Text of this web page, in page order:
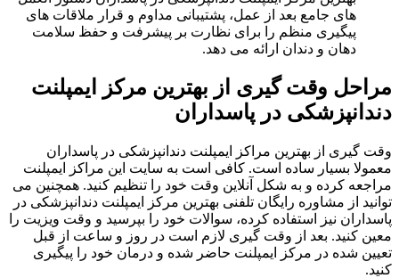
های جامع بعد از عمل، پشتیبانی مداوم و قرار ملاقات‌ های
پیگیری منظم را برای نظارت بر پیشرفت و حفظ سلامت
دهان و دندان ارائه می ‌دهد.
مراحل وقت گیری از بهترین مرکز ایمپلنت
دندانپزشکی در پاسداران
وقت گیری از بهترین مراکز ایمپلنت دندانپزشکی در پاسداران
معمولا بسیار ساده است. کافی است به سایت این مراکز ایمپلنت
مراجعه کرده و به شکل آنلاین وقت خود را تنظیم کنید. همچنین می
توانید از مشاوره رایگان تلفنی بهترین مرکز ایمپلنت دندانپزشکی در
پاسداران نیز استفاده کرده، سوالات خود را بپرسید و وقت ویزیت را
معین کنید. بعد از وقت گیری لازم است در روز و ساعت از قبل
تعیین شده در مرکز ایمپلنت حاضر شده و درمان خود را پیگیری
کنید.